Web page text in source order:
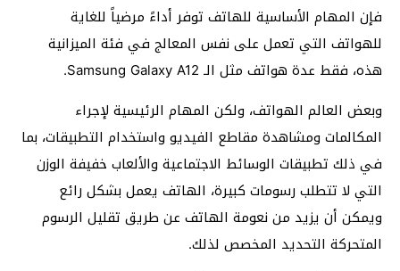
فإن المهام الأساسية للهاتف توفر أداءً مرضياً للغاية
للهواتف التي تعمل على نفس المعالج في فئة الميزانية
هذه، فقط عدة هواتف مثل الـ Samsung Galaxy A12.
وبعض العالم الهواتف، ولكن المهام الرئيسية لإجراء
المكالمات ومشاهدة مقاطع الفيديو واستخدام التطبيقات، بما
في ذلك تطبيقات الوسائط الاجتماعية والألعاب خفيفة الوزن
التي لا تتطلب رسومات كبيرة، الهاتف يعمل بشكل رائع
ويمكن أن يزيد من نعومة الهاتف عن طريق تقليل الرسوم
المتحركة التحديد المخصص لذلك.